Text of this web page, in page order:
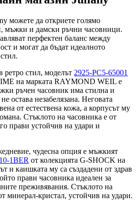
можете да откриете голямо
мъжки и дамски ръчни часовници.
перфектен баланс между
и могат да бъдат идеалното
ретро стил, моделът 2925-PC5-65001
на марката RAYMOND WEIL е
ръчен часовник има стилна и
остава незабелязана. Неговата
от естествена кожа, а корпусът му
Стъклото на часовника е от
прави устойчив на удари и
чудесна опция е мъжкият
1BER от колекцията G-SHOCK на
и каишката му са създадени от здрав
прави часовника идеален за
преживявания. Стъклото на
минерал-кристал, устойчив на удари.